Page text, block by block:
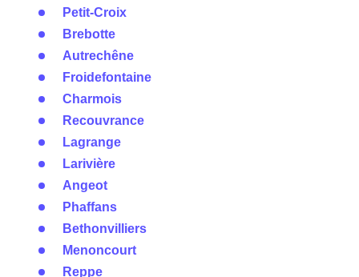
Petit-Croix
Brebotte
Autrechêne
Froidefontaine
Charmois
Recouvrance
Lagrange
Larivière
Angeot
Phaffans
Bethonvilliers
Menoncourt
Reppe